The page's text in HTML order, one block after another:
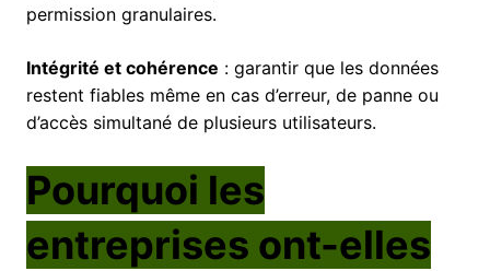
permission granulaires.
Intégrité et cohérence : garantir que les données
restent fiables même en cas d’erreur, de panne ou
d’accès simultané de plusieurs utilisateurs.
Pourquoi les
entreprises ont-elles